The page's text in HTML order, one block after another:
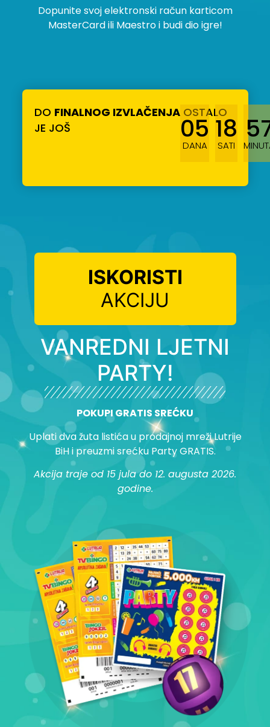
Dopunite svoj elektronski račun karticom
MasterCard ili Maestro i budi dio igre!
DO FINALNOG IZVLAČENJAOSTALO
JE JOŠ
05
DANA
18
SATI
ISKORISTI
AKCIJU
VANREDNI LJETNI
PARTY!
POKUPI GRATIS SREĆKU
Uplati dva žuta listića u prodajnoj mreži Lutrije
BiH i preuzmi srećku Party GRATIS.
Akcija traje od 15 jula do 12. augusta 2026.
godine.